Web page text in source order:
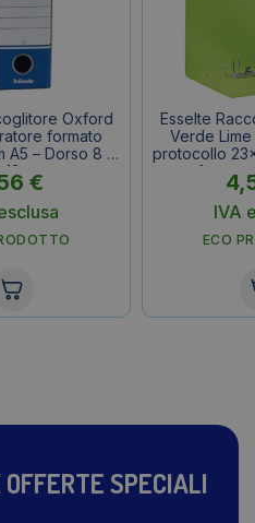
Oxford
formato
A5 – Dorso 8 –
cm
€
Esselte
Verde
protocollo
cm – f.to
IVA
ECO
SPECIALI